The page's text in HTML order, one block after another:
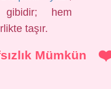
hem
taşır.
Mümkün